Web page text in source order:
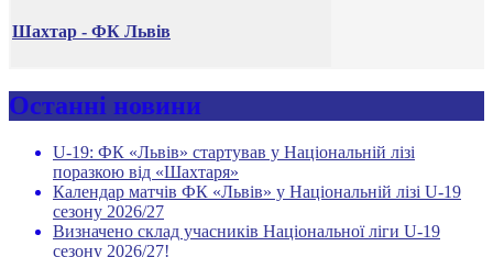
Шахтар - ФК Львів
Останні новини
U-19: ФК «Львів» стартував у Національній лізі
поразкою від «Шахтаря»
Календар матчів ФК «Львів» у Національній лізі U-19
сезону 2026/27
Визначено склад учасників Національної ліги U-19
сезону 2026/27!